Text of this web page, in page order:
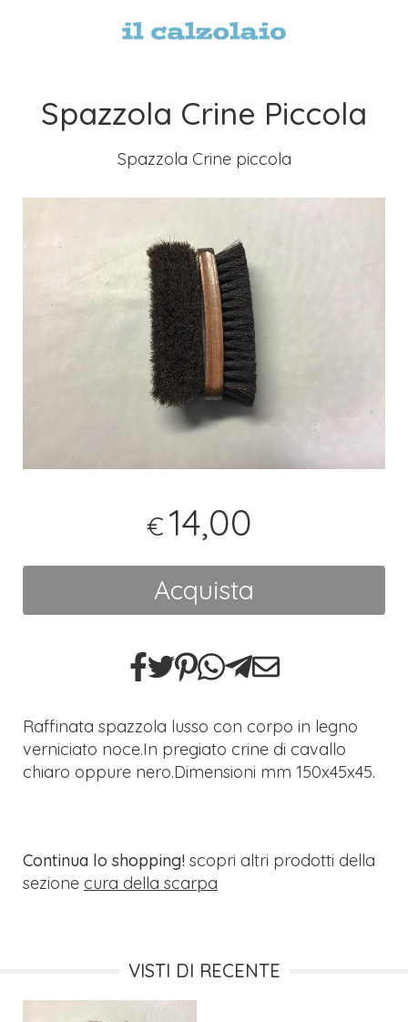
Spazzola Crine Piccola
Spazzola Crine piccola
€ 14,00
Acquista
Raffinata spazzola lusso con corpo in legno
verniciato noce.In pregiato crine di cavallo
chiaro oppure nero.Dimensioni mm 150x45x45.
Continua lo shopping! scopri altri prodotti della
sezione cura della scarpa
VISTI DI RECENTE